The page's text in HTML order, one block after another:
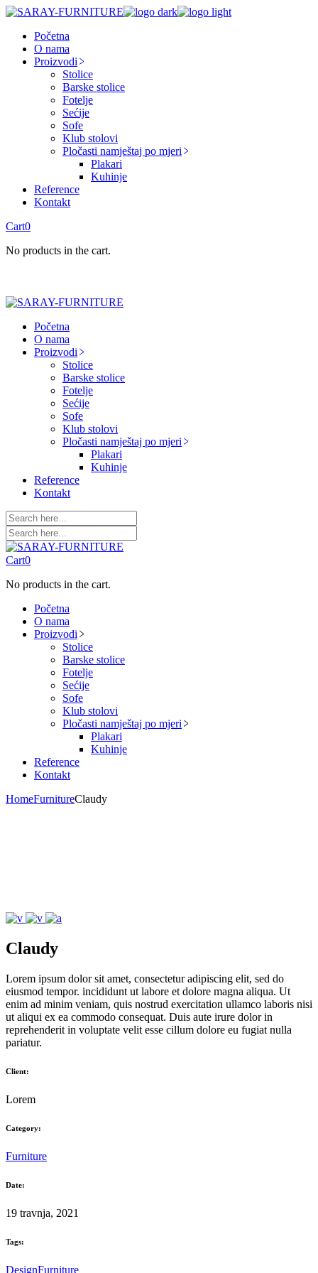
Skip
content
Početna
O nama
Proizvodi
Stolice
Barske stolice
Fotelje
Sećije
Sofe
Klub stolovi
Pločasti namještaj po mjeri
Plakari
Kuhinje
Reference
Kontakt
Cart0
No products in the cart.
Početna
O nama
Proizvodi
Stolice
Barske stolice
Fotelje
Sećije
Sofe
Klub stolovi
Pločasti namještaj po mjeri
Plakari
Kuhinje
Reference
Kontakt
Cart0
No products in the cart.
Početna
O nama
Proizvodi
Stolice
Barske stolice
Fotelje
Sećije
Sofe
Klub stolovi
Pločasti namještaj po mjeri
Plakari
Kuhinje
Reference
Kontakt
HomeFurnitureClaudy
Claudy
Lorem ipsum dolor sit amet, consectetur adipiscing elit, sed do
eiusmod tempor. incididunt ut labore et dolore magna aliqua. Ut
enim ad minim veniam, quis nostrud exercitation ullamco laboris nisi
ut aliqui ex ea commodo consequat. Duis aute irure dolor in
reprehenderit in voluptate velit esse cillum dolore eu fugiat nulla
pariatur.
Client:
Lorem
Category:
Furniture
Date:
19 travnja, 2021
Tags:
DesignFurniture